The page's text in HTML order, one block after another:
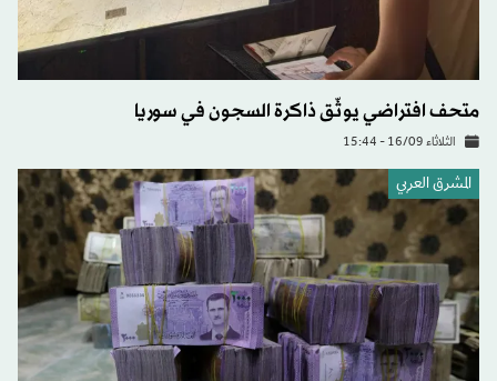
متحف افتراضي يوثّق ذاكرة السجون في سوريا
الثلاثاء 16/09 - 15:44
المشرق العربي